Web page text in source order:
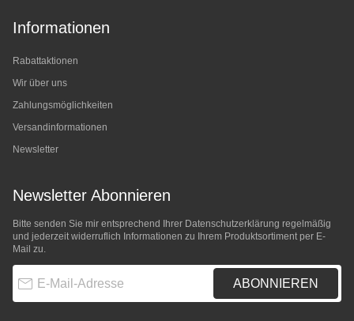
Informationen
Rabattaktionen
Wir über uns
Zahlungsmöglichkeiten
Versandinformationen
Newsletter
Newsletter Abonnieren
Bitte senden Sie mir entsprechend Ihrer Datenschutzerklärung regelmäßig
und jederzeit widerruflich Informationen zu Ihrem Produktsortiment per E-
Mail zu.
ABONNIEREN